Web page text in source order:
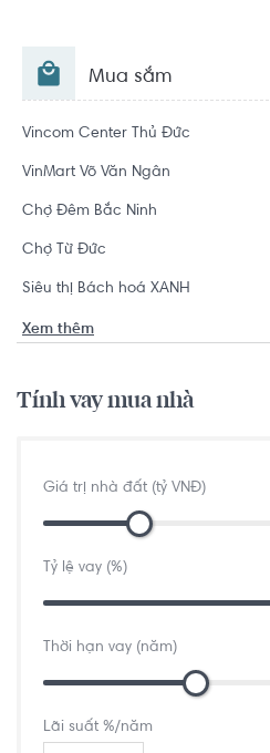
Mua sắm
Vincom Center Thủ Đức
VinMart Võ Văn Ngân
Chợ Đêm Bắc Ninh
Chợ Từ Đức
Siêu thị Bách hoá XANH
Xem thêm
Tính vay mua nhà
Giá trị nhà đất (tỷ VNĐ)
Tỷ lệ vay (%)
Thời hạn vay (năm)
Lãi suất %/năm